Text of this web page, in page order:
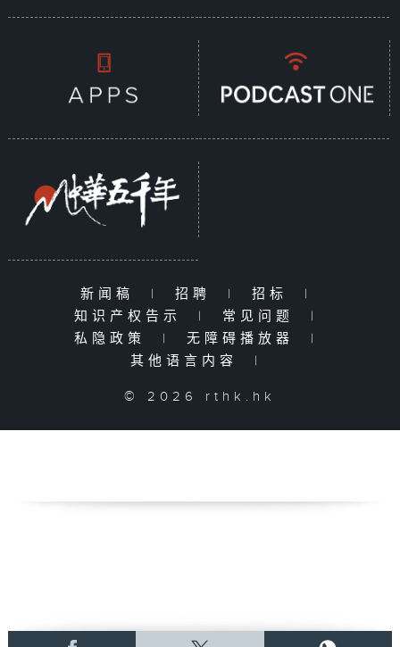
新闻稿 | 招聘 | 招标
|
知识产权告示
| 常见问题
|
私隐政策
| 无障碍播放器
|
其他语言内容
|
© 2026 rthk.hk